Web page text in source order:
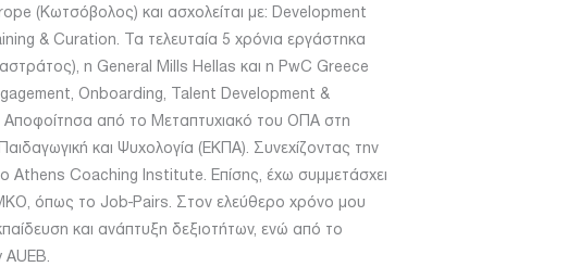
(Κωτσόβολος) και ασχολείται με: Development
& Curation. Τα τελευταία 5 χρόνια εργάστηκα
η General Mills Hellas και η PwC Greece
Onboarding, Talent Development &
από το Μεταπτυχιακό του ΟΠΑ στη
και Ψυχολογία (ΕΚΠΑ). Συνεχίζοντας την
Athens Coaching Institute. Επίσης, έχω συμμετάσχει
ΜΚΟ, όπως το Job-Pairs. Στον ελεύθερο χρόνο μου
και ανάπτυξη δεξιοτήτων, ενώ από το